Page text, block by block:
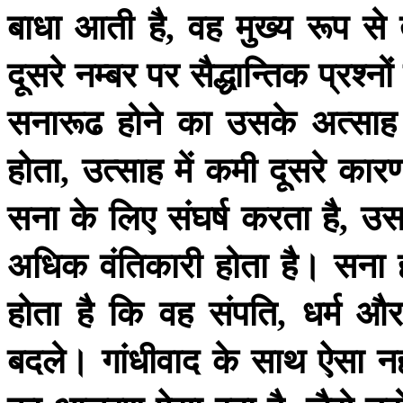
बाधा आती है,वह मुख्य रूप से
दूसरे नम्बर पर सैद्धान्तिक प्रश्नों
सनारूढ होने का उसके अत्साह
होता,उत्साह में कमी दूसरे
सना के लिए संघर्ष करता है,
अधिक वंतिकारी होता है। सना
होता है कि वह संपति, धर्म और
बदले। गांधीवाद के साथ ऐसा